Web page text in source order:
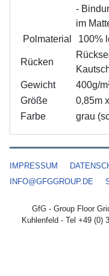
-
im
Polmaterial
100%
Rücken
Gewicht
400g/
Größe
0,85m
Farbe
grau
IMPRESSUM
INFO@GFGGROUP.DE
GfG - Group Floor
Kuhlenfeld - Tel +49 (0)